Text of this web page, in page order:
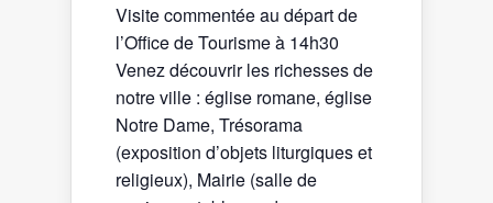
Visite commentée au départ de
l’Office de Tourisme à 14h30
Venez découvrir les richesses de
notre ville : église romane, église
Notre Dame, Trésorama
(exposition d’objets liturgiques et
religieux), Mairie (salle de